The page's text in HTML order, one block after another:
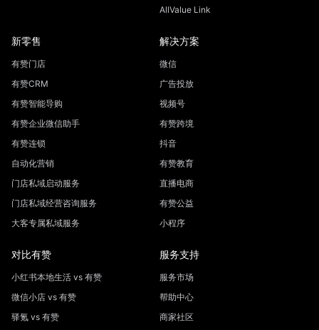
AllValue Link
新零售
有赞门店
有赞CRM
有赞智能导购
有赞企业微信助手
有赞连锁
自动化营销
门店私域启动服务
门店私域经营咨询服务
大客专属私域服务
解决方案
微信
广告投放
视频号
有赞跨境
抖音
有赞教育
直播电商
有赞公益
小程序
对比有赞
小红书本地生活 vs 有赞
微信小店 vs 有赞
驿氪 vs 有赞
服务支持
服务市场
帮助中心
商家社区